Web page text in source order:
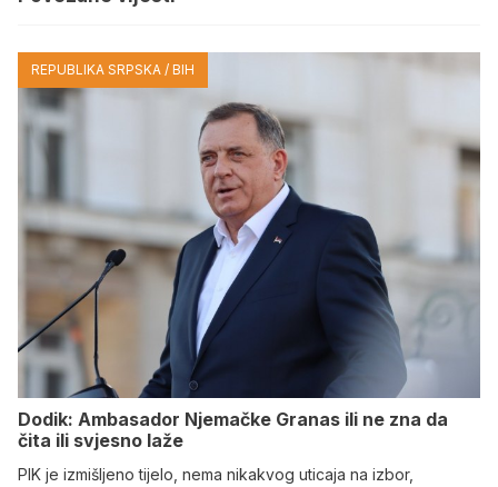
REPUBLIKA SRPSKA / BIH
Dodik: Ambasador Njemačke Granas ili ne zna da
čita ili svjesno laže
PIK je izmišljeno tijelo, nema nikakvog uticaja na izbor,